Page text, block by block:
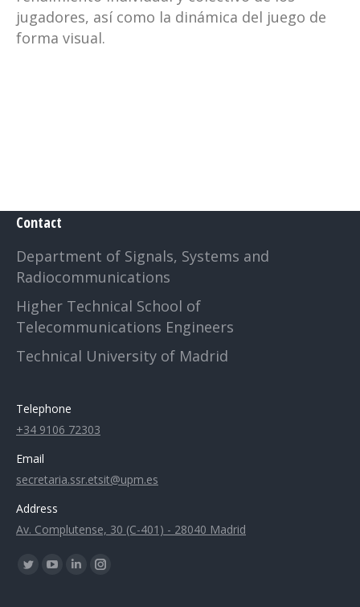
jugadores, así como la dinámica del juego de
forma visual.
Contact
Department of Signals, Systems and
Radiocommunications
Higher Technical School of
Telecommunications Engineers
Technical University of Madrid
Telephone
+34 9106 72303
Email
secretaria.ssr.etsit@upm.es
Address
Av. Complutense, 30 (C-401) - 28040 Madrid
Find us on:
TwitterYouTubeLinkedinInstagram